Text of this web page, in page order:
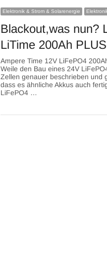
Elektronik & Strom & Solarenergie
Blackout,was nun?
LiTime 200Ah
Ampere Time 12V LiFePO4
Weile den Bau eines 24V
Zellen genauer beschrieben und
dass es ähnliche Akkus auch
LiFePO4 …